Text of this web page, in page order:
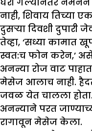
नाही, शिवाय तिच्या
दुसऱ्या दिवशी दुपारी
तेव्हा, ‘सध्या
स्वत:च फोन करेन,’
अनन्या रोज वाट
मेसेज आलाच नाही.
जवळ येत चालला होता.
अनन्याने परत
रागावून मेसेज केला.